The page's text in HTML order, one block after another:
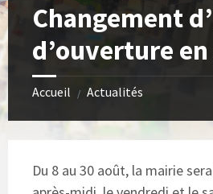
Changement
d’ouverture
Accueil / Actualités
Du 8 au 30 août, la mairie